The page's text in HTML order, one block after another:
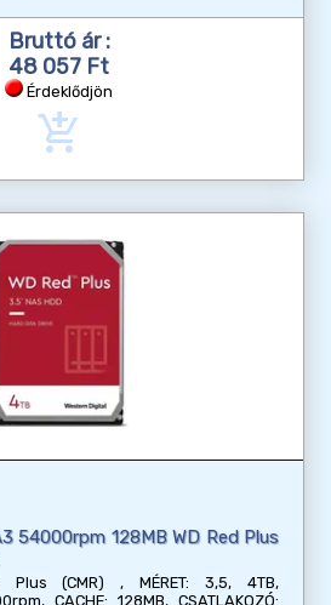
Bruttó ár :
48 057 Ft
Érdeklődjön
add_shopping_cart
54000rpm 128MB WD Red Plus
(CMR) , MÉRET: 3,5, 4TB,
CACHE: 128MB, CSATLAKOZÓ: